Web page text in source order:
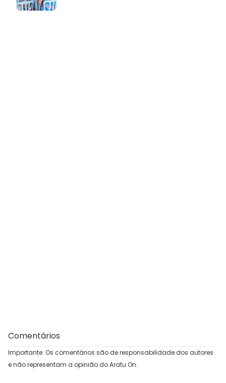
Comentários
Importante: Os comentários são de responsabilidade dos autores
e não representam a opinião do Aratu On.